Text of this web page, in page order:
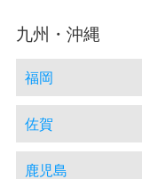
九州・沖縄
福岡
佐賀
鹿児島